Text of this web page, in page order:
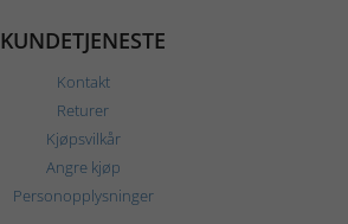
KUNDETJENESTE
Kontakt
Returer
Kjøpsvilkår
Angre kjøp
Personopplysninger